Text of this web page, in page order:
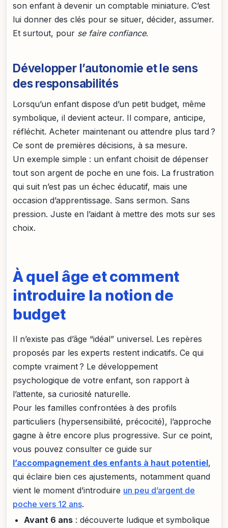
son enfant à devenir un comptable miniature. C’est
lui donner des clés pour se situer, décider, assumer.
Et surtout, pour se faire confiance.
Développer l’autonomie et le sens
des responsabilités
Lorsqu’un enfant dispose d’un petit budget, même
symbolique, il devient acteur. Il compare, anticipe,
réfléchit. Acheter maintenant ou attendre plus tard ?
Ce sont de premières décisions, à sa mesure.
Un exemple simple : un enfant choisit de dépenser
tout son argent de poche en une fois. La frustration
qui suit n’est pas un échec éducatif, mais une
occasion d’apprentissage. Sans sermon. Sans
pression. Juste en l’aidant à mettre des mots sur ses
choix.
À quel âge et comment
introduire la notion de
budget
Il n’existe pas d’âge “idéal” universel. Les repères
proposés par les experts restent indicatifs. Ce qui
compte vraiment ? Le développement
psychologique de votre enfant, son rapport à
l’attente, sa curiosité naturelle.
Pour les familles confrontées à des profils
particuliers (hypersensibilité, précocité), l’approche
gagne à être encore plus progressive. Sur ce point,
vous pouvez consulter ce guide sur
l’accompagnement des enfants à haut potentiel,
qui éclaire bien ces ajustements, notamment quand
vient le moment d’introduire un peu d’argent de
poche vers 12 ans.
Avant 6 ans : découverte ludique et symbolique